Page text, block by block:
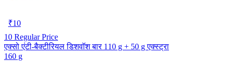
₹10
10 Regular Price
एक्सो एंटी-बैक्टीरियल डिशवॉश बार 110 g + 50 g एक्स्ट्रा
160 g